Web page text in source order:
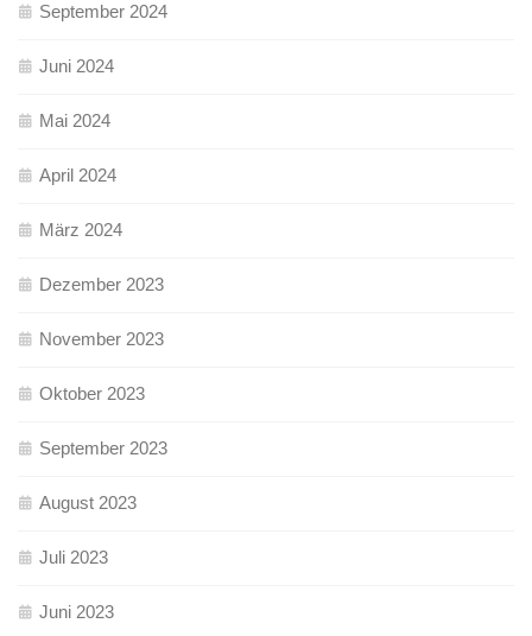
September 2024
Juni 2024
Mai 2024
April 2024
März 2024
Dezember 2023
November 2023
Oktober 2023
September 2023
August 2023
Juli 2023
Juni 2023